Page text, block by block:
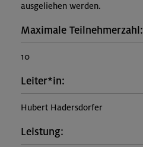
ausgeliehen werden.
Maximale Teilnehmerzahl:
10
Leiter*in:
Hubert Hadersdorfer
Leistung: